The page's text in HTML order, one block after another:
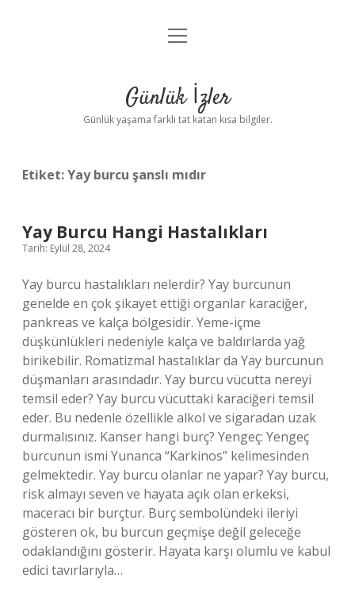
Anasayfa
Yasal Uyarı
menüyü
Günlük İzler
Günlük yaşama farklı tat katan kısa bilgiler.
Etiket:Yay burcu şanslı mıdır
Yay Burcu Hangi Hastalıkları
Tarih: Eylül 28, 2024
Yay burcu hastalıkları nelerdir? Yay burcunun
genelde en çok şikayet ettiği organlar karaciğer,
pankreas ve kalça bölgesidir. Yeme-içme
düşkünlükleri nedeniyle kalça ve baldırlarda yağ
birikebilir. Romatizmal hastalıklar da Yay burcunun
düşmanları arasındadır. Yay burcu vücutta nereyi
temsil eder? Yay burcu vücuttaki karaciğeri temsil
eder. Bu nedenle özellikle alkol ve sigaradan uzak
durmalısınız. Kanser hangi burç? Yengeç: Yengeç
burcunun ismi Yunanca “Karkinos” kelimesinden
gelmektedir. Yay burcu olanlar ne yapar? Yay burcu,
risk almayı seven ve hayata açık olan erkeksi,
maceracı bir burçtur. Burç sembolündeki ileriyi
gösteren ok, bu burcun geçmişe değil geleceğe
odaklandığını gösterir. Hayata karşı olumlu ve kabul
edici tavırlarıyla…